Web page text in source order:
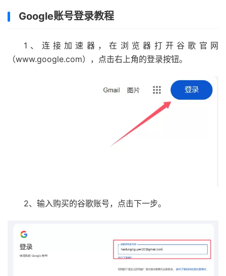
Google账号登录教程
1、连接加速器，在浏览器打开谷歌官网
（www.google.com），点击右上角的登录按钮。
2、输入购买的谷歌账号，点击下一步。